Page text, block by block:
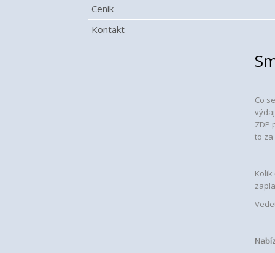
Ceník
Kontakt
Co
ZDP
to za